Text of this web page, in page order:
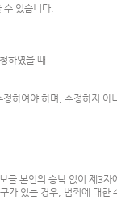
있습니다.
하였을 때
하여야 하며, 수정하지
를 본인의 승낙 없이 제3
가 있는 경우, 범죄에 대